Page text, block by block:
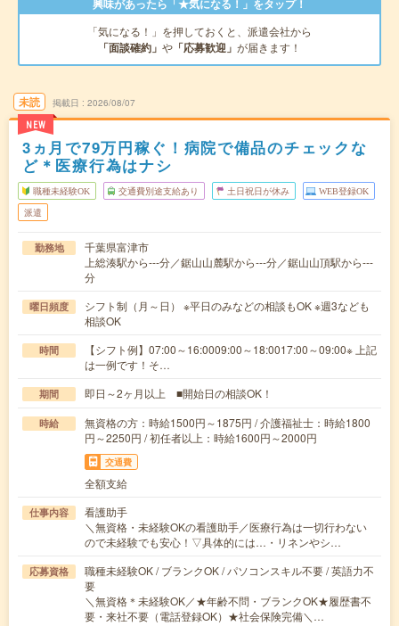
興味があったら「★気になる！」をタップ！
「気になる！」を押しておくと、派遣会社から
「面談確約」 や 「応募歓迎」 が届きます！
未読
NEW
掲載日 2026/08/07
3ヵ月で79万円稼ぐ！病院で備品のチェックな
ど＊医療行為はナシ
職種未経験OK 交通費別途支給あり 土日祝日が休み WEB登録OK
派遣
勤務地
千葉県富津市
上総湊駅から---分／鋸山山麓駅から---分／鋸山山頂駅から---
分
曜日頻度
シフト制（月～日） ※平日のみなどの相談もOK ※週3なども
相談OK
時間
【シフト例】07:00～16:0009:00～18:0017:00～09:00※ 上記
は一例です！そ…
期間 即日～2ヶ月以上 ■開始日の相談OK！
時給
無資格の方：時給1500円～1875円 / 介護福祉士：時給1800
円～2250円 / 初任者以上：時給1600円～2000円
交通費
全額支給
仕事内容
看護助手
＼無資格・未経験OKの看護助手／医療行為は一切行わない
ので未経験でも安心！▽具体的には…・リネンやシ…
応募資格
職種未経験OK / ブランクOK / パソコンスキル不要 / 英語力不
要
＼無資格＊未経験OK／★年齢不問・ブランクOK★履歴書不
要・来社不要（電話登録OK）★社会保険完備＼…